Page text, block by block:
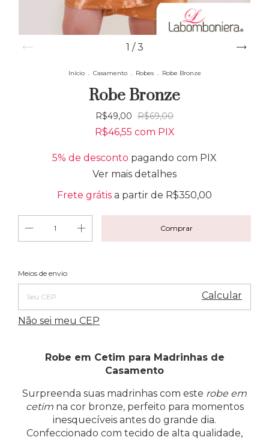
1 /3
Início . Casamento . Robes . Robe Bronze
Robe Bronze
R$49,00 R$69,00
R$46,55 com PIX
5% de desconto pagando com PIX
Ver mais detalhes
Frete grátis a partir de R$350,00
Entregas para o CEP:
Meios de envio
Calcular
Não sei meu CEP
Robe em Cetim para Madrinhas de
Casamento
Surpreenda suas madrinhas com este robe em
cetimna cor bronze, perfeito para momentos
inesquecíveis antes do grande dia.
Confeccionado com tecido de alta qualidade,